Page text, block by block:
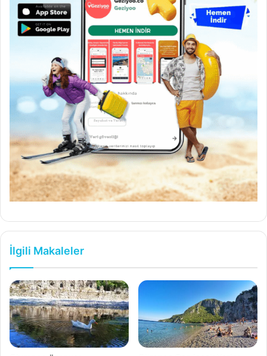
İlgili Makaleler